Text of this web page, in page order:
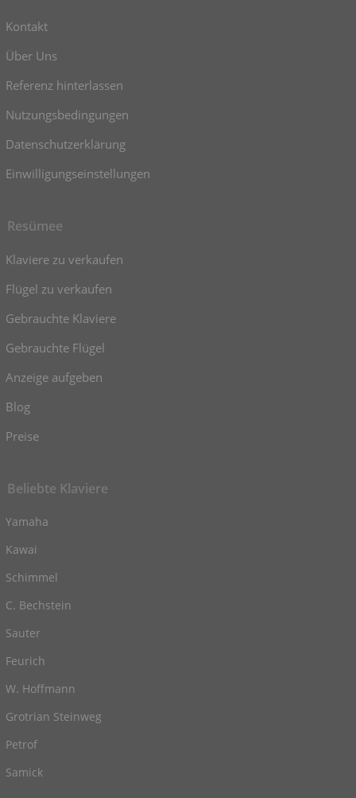
Kontakt
Über Uns
Referenz hinterlassen
Nutzungsbedingungen
Datenschutzerklärung
Einwilligungseinstellungen
Resümee
Klaviere zu verkaufen
Flügel zu verkaufen
Gebrauchte Klaviere
Gebrauchte Flügel
Anzeige aufgeben
Blog
Preise
Beliebte Klaviere
Yamaha
Kawai
Schimmel
C. Bechstein
Sauter
Feurich
W. Hoffmann
Grotrian Steinweg
Petrof
Samick